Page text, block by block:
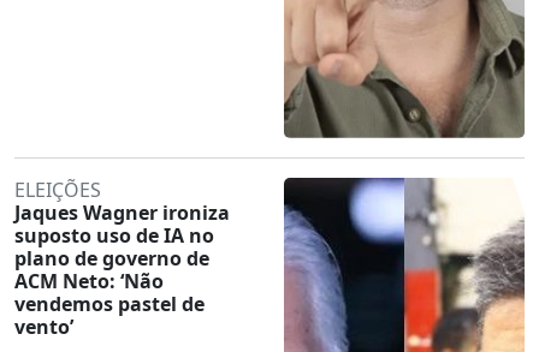
ELEIÇÕES
Jaques Wagner ironiza
suposto uso de IA no
plano de governo de
ACM Neto: ‘Não
vendemos pastel de
vento’